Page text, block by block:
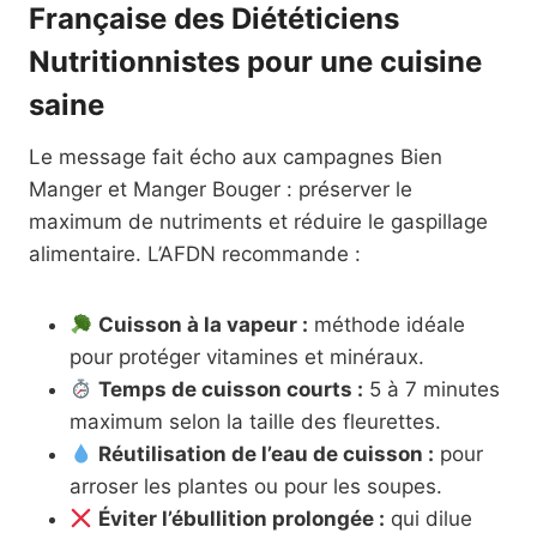
Française des Diététiciens
Nutritionnistes pour une cuisine
saine
Le message fait écho aux campagnes Bien
Manger et Manger Bouger : préserver le
maximum de nutriments et réduire le gaspillage
alimentaire. L’AFDN recommande :
Cuisson à la vapeur : méthode idéale
pour protéger vitamines et minéraux.
Temps de cuisson courts : 5 à 7 minutes
maximum selon la taille des fleurettes.
Réutilisation de l’eau de cuisson : pour
arroser les plantes ou pour les soupes.
Éviter l’ébullition prolongée : qui dilue